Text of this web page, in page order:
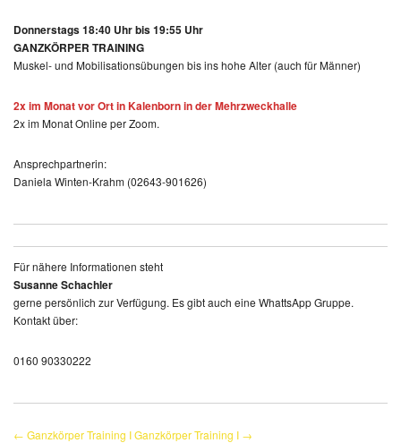
Donnerstags 18:40 Uhr bis 19:55 Uhr
GANZKÖRPER TRAINING
Muskel- und Mobilisationsübungen bis ins hohe Alter (auch für Männer)
2x im Monat vor Ort in Kalenborn in der Mehrzweckhalle
2x im Monat Online per Zoom.
Ansprechpartnerin:
Daniela Winten-Krahm (02643-901626)
Für nähere Informationen steht
Susanne Schachler
gerne persönlich zur Verfügung. Es gibt auch eine WhattsApp Gruppe.
Kontakt über:
0160 90330222
← Ganzkörper Training IGanzkörper Training I →